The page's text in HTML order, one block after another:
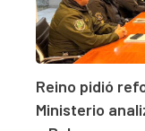
Reino pidió
Ministerio